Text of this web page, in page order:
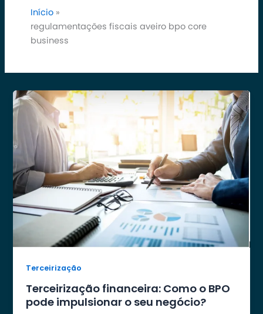
Início
regulamentações fiscais aveiro bpo core
business
Terceirização
Terceirização financeira: Como o BPO
pode impulsionar o seu negócio?